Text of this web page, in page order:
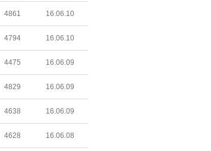
4861 16.06.10
4794 16.06.10
4475 16.06.09
4829 16.06.09
4638 16.06.09
4628 16.06.08